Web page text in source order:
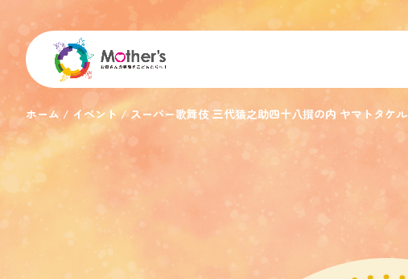
ホーム イベント スーパー歌舞伎 三代猿之助四十八撰の内 ヤマトタケル